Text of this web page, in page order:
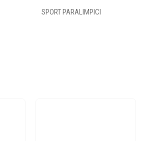
SPORT PARALIMPICI